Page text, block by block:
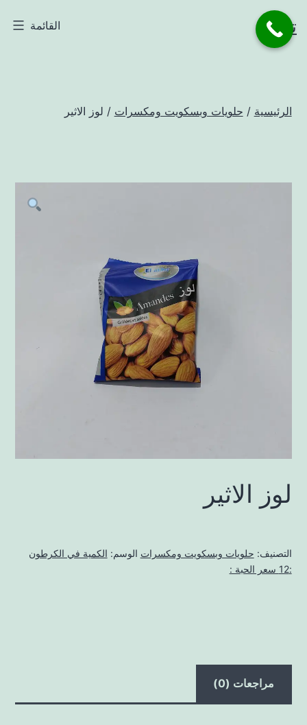
التخطي
إلىتاجر القائمة
الرئيسية / حلويات وبسكويت ومكسرات / لوز الاثير
لوز الاثير
التصنيف: حلويات وبسكويت ومكسرات الوسم: الكمية في الكرطون
:12 سعر الحبة :
مراجعات (0)